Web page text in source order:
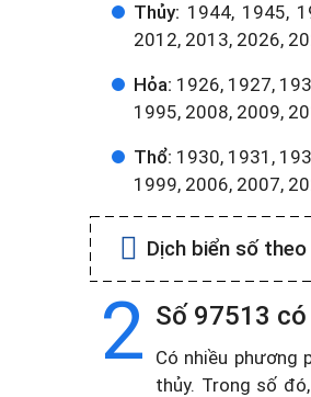
Thủy: 1944, 1945,
2012, 2013, 2026,
Hỏa: 1926, 1927,
1995, 2008, 2009,
Thổ: 1930, 1931,
1999, 2006, 2007,
Dịch biển số
2 Số 97513
Có nhiều phương
thủy. Trong số